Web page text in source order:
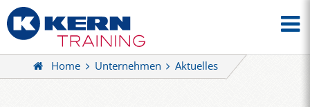
Home Unternehmen Aktuelles